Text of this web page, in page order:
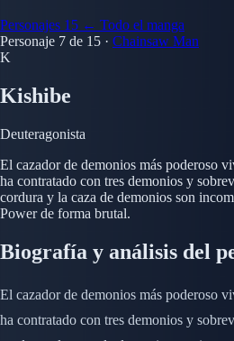
Personajes 15 ← Todo el manga
Personaje 7 de 15 · Chainsaw Man
K
Kishibe
Deuteragonista
El cazador de demonios más poderoso
ha contratado con tres demonios y
cordura y la caza de demonios son
Power de forma brutal.
Biografía y análisis del
El cazador de demonios más poderoso
ha contratado con tres demonios y